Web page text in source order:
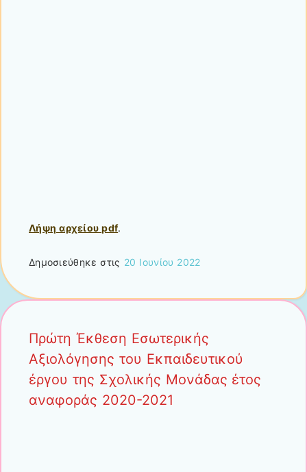
Λήψη αρχείου pdf.
Δημοσιεύθηκε στις 20 Ιουνίου 2022
Πρώτη Έκθεση Εσωτερικής
Αξιολόγησης του Εκπαιδευτικού
έργου της Σχολικής Μονάδας έτος
αναφοράς 2020-2021